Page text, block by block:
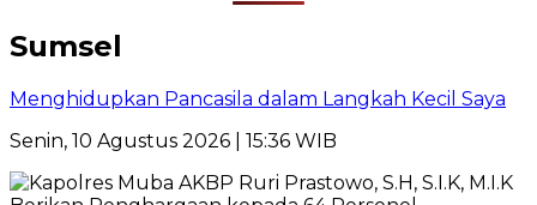
Sumsel
Menghidupkan Pancasila dalam Langkah Kecil Saya
Senin, 10 Agustus 2026 | 15:36 WIB